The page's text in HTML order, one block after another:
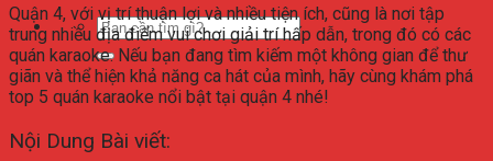
Quận 4, với vị trí thuận lợi và nhiều tiện ích, cũng là nơi tập
trung nhiều địa điểm vui chơi giải trí hấp dẫn, trong đó có các
quán karaoke. Nếu bạn đang tìm kiếm một không gian để thư
giãn và thể hiện khả năng ca hát của mình, hãy cùng khám phá
top 5 quán karaoke nổi bật tại quận 4 nhé!
Nội Dung Bài viết: